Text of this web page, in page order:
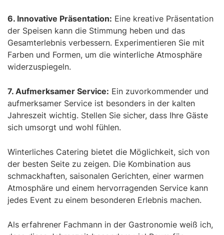
6. Innovative Präsentation: Eine kreative Präsentation
der Speisen kann die Stimmung heben und das
Gesamterlebnis verbessern. Experimentieren Sie mit
Farben und Formen, um die winterliche Atmosphäre
widerzuspiegeln.
7. Aufmerksamer Service: Ein zuvorkommender und
aufmerksamer Service ist besonders in der kalten
Jahreszeit wichtig. Stellen Sie sicher, dass Ihre Gäste
sich umsorgt und wohl fühlen.
Winterliches Catering bietet die Möglichkeit, sich von
der besten Seite zu zeigen. Die Kombination aus
schmackhaften, saisonalen Gerichten, einer warmen
Atmosphäre und einem hervorragenden Service kann
jedes Event zu einem besonderen Erlebnis machen.
Als erfahrener Fachmann in der Gastronomie weiß ich,